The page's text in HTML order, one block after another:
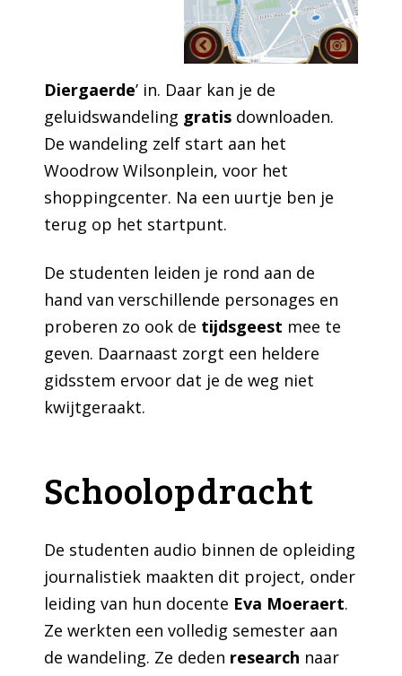
Diergaerde’ in. Daar kan je de
geluidswandeling gratis downloaden.
De wandeling zelf start aan het
Woodrow Wilsonplein, voor het
shoppingcenter. Na een uurtje ben je
terug op het startpunt.
De studenten leiden je rond aan de
hand van verschillende personages en
proberen zo ook de tijdsgeest mee te
geven. Daarnaast zorgt een heldere
gidsstem ervoor dat je de weg niet
kwijtgeraakt.
Schoolopdracht
De studenten audio binnen de opleiding
journalistiek maakten dit project, onder
leiding van hun docente Eva Moeraert.
Ze werkten een volledig semester aan
de wandeling. Ze deden research naar